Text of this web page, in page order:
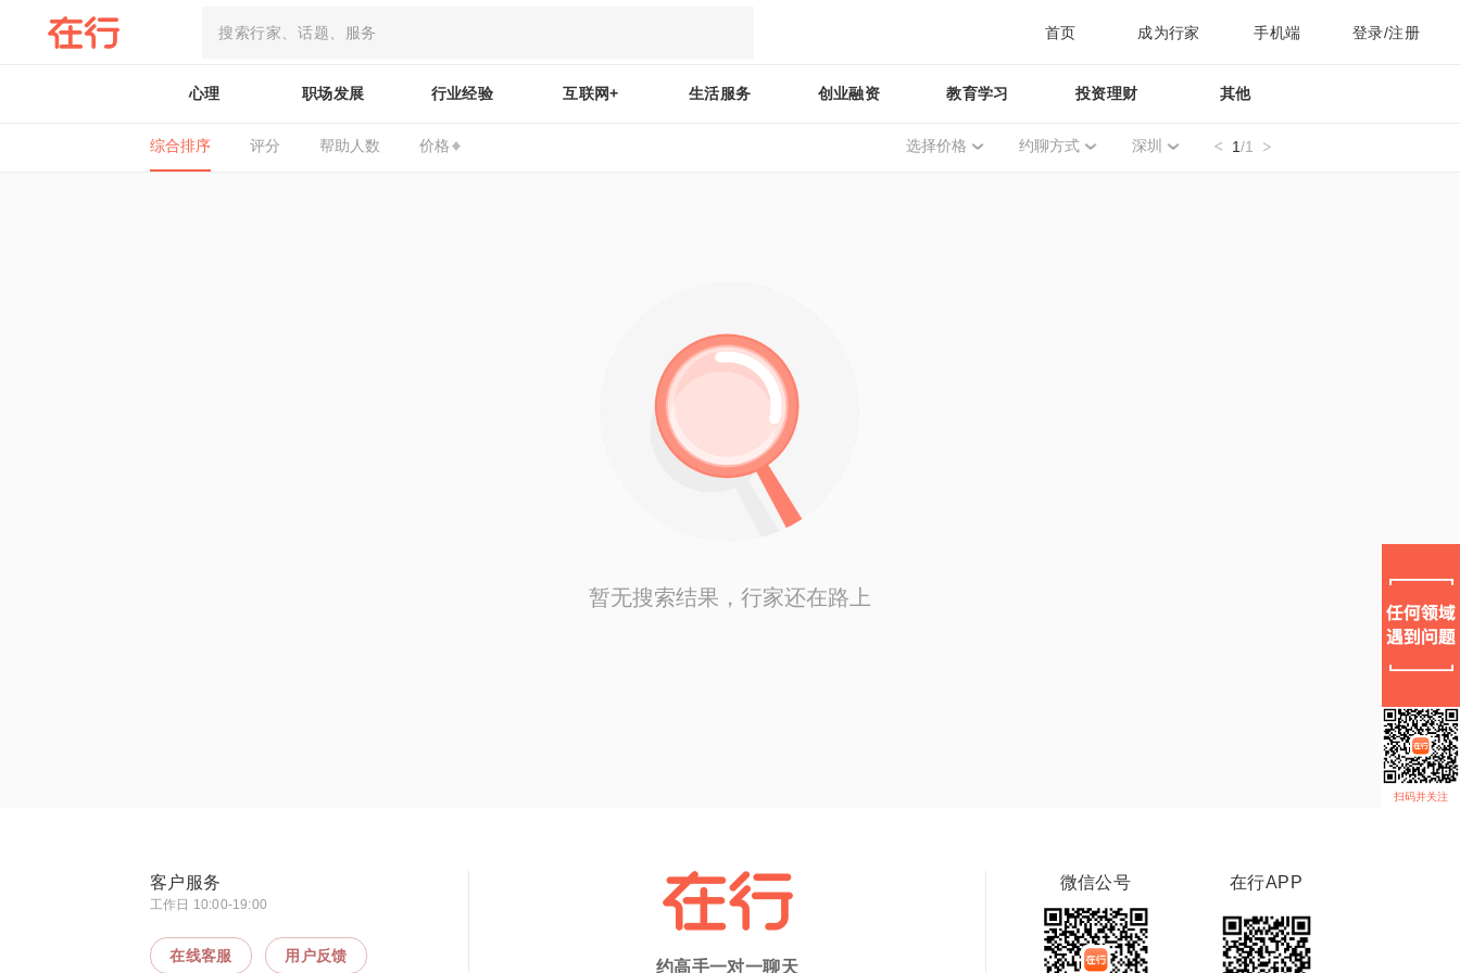
首页 成为行家 手机端 登录/注册
心理 职场发展 行业经验 互联网+ 生活服务 创业融资 教育学习 投资理财 其他
综合排序 评分 帮助人数 价格 选择价格 约聊方式 深圳 1/1
暂无搜索结果，行家还在路上
扫码并关注
客户服务
工作日 10:00-19:00
在线客服 用户反馈
约高手一对一聊天
微信公号 在行APP